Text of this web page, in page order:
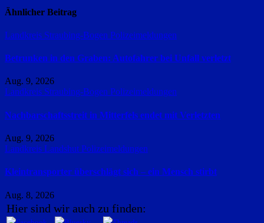
Ähnlicher Beitrag
Landkreis Straubing-Bogen Polizeimeldungen
Betrunken in den Graben: Autofahrer bei Unfall verletzt
Aug. 9, 2026
Landkreis Straubing-Bogen Polizeimeldungen
Nachbarschaftsstreit in Mitterfels endet mit Verletzten
Aug. 9, 2026
Landkreis Landshut Polizeimeldungen
Kleintransporter überschlägt sich – ein Mensch stirbt
Aug. 8, 2026
Hier sind wir auch zu finden: